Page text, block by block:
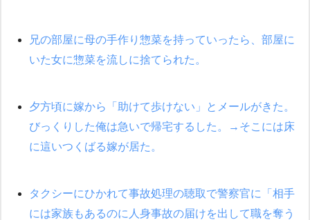
嫁＆娘「そんな匂いしない…」ある日、友人奥「素敵なアンティ
ークですね！」俺（！？）
ｗｗｗ
【ワロタ】姉から「肉食系14才、乳丸出し、毛はうっすら生えか
け」というタイトルで画像が送られてきた
裁判官「お互いに最後に言いたいことはありますか」バカ夫
「…」A「夫を一発殴らせてほしい」裁判官「どうぞ」
兄の部屋に母の手作り惣菜を持っていったら、部屋に
いた女に惣菜を流しに捨てられた。
夕方頃に嫁から「助けて歩けない」とメールがきた。
びっくりした俺は急いで帰宅するした。→そこには床
に這いつくばる嫁が居た。
タクシーにひかれて事故処理の聴取で警察官に「相手
には家族もあるのに人身事故の届けを出して職を奪う